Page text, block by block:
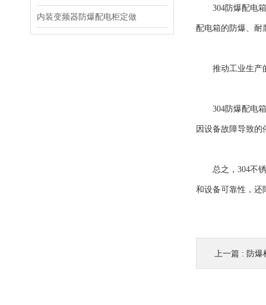
内装变频器防爆配电柜定做
304防爆配电箱
配电箱的防爆、耐
推动工业生产
304防爆配电箱
因设备故障导致
总之，304不锈
和设备可靠性，还
上一篇 : 防爆